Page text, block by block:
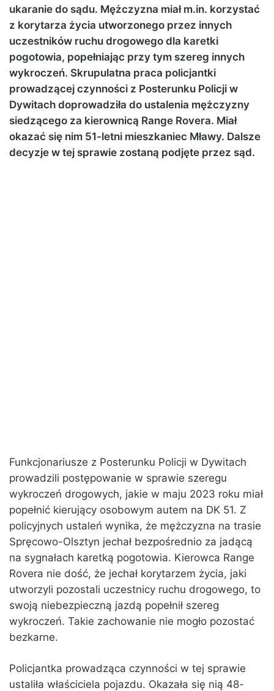
ukaranie do sądu. Mężczyzna miał m.in. korzystać
z korytarza życia utworzonego przez innych
uczestników ruchu drogowego dla karetki
pogotowia, popełniając przy tym szereg innych
wykroczeń. Skrupulatna praca policjantki
prowadzącej czynności z Posterunku Policji w
Dywitach doprowadziła do ustalenia mężczyzny
siedzącego za kierownicą Range Rovera. Miał
okazać się nim 51-letni mieszkaniec Mławy. Dalsze
decyzje w tej sprawie zostaną podjęte przez sąd.
Funkcjonariusze z Posterunku Policji w Dywitach
prowadzili postępowanie w sprawie szeregu
wykroczeń drogowych, jakie w maju 2023 roku miał
popełnić kierujący osobowym autem na DK 51. Z
policyjnych ustaleń wynika, że mężczyzna na trasie
Spręcowo-Olsztyn jechał bezpośrednio za jadącą
na sygnałach karetką pogotowia. Kierowca Range
Rovera nie dość, że jechał korytarzem życia, jaki
utworzyli pozostali uczestnicy ruchu drogowego, to
swoją niebezpieczną jazdą popełnił szereg
wykroczeń. Takie zachowanie nie mogło pozostać
bezkarne.
Policjantka prowadząca czynności w tej sprawie
ustaliła właściciela pojazdu. Okazała się nią 48-